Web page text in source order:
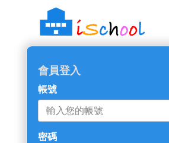
::: 跳過主導覽區塊
會員登入
帳號
密碼